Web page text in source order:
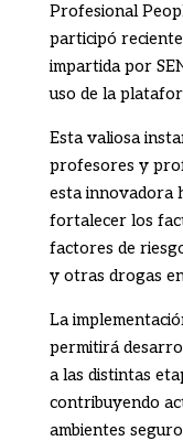
Profesional
participó
impartida por
uso de la
Esta valiosa
profesores y
esta innovadora
fortalecer los
factores de
y otras drogas
La
permitirá
a las distintas
contribuyendo
ambientes